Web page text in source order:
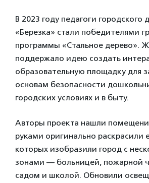
В 2023 году педагоги городского
«Березка» стали победителями
программы «Стальное дерево».
поддержало идею создать
образовательную площадку для
основам безопасности
городских условиях и в быту.
Авторы проекта нашли
руками оригинально раскрасили
которых изобразили город с
зонами — больницей, пожарной
садом и школой. Обновили